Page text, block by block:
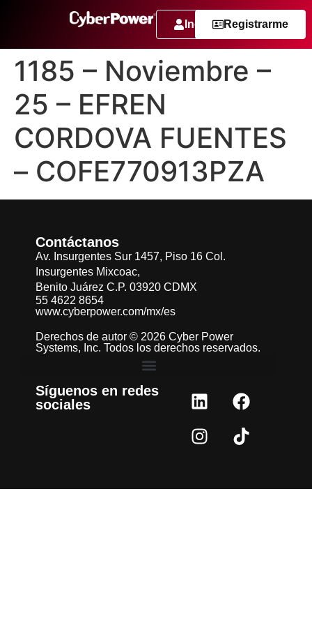
IngresarRegistrarme
1185 – Noviembre –
25 – EFREN
CORDOVA FUENTES
– COFE770913PZA
Contáctanos
Av. Insurgentes Sur 1457, Piso 16 Col.
Insurgentes Mixcoac,
Benito Juárez C.P. 03920 CDMX
55 4622 8654
www.cyberpower.com/mx/es
Derechos de autor © 2026 Cyber Power
Systems, Inc. Todos los derechos reservados.
Síguenos en redes
sociales